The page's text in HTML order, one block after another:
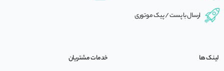
ارسال با پست / پیک موتوری
لینک ها
خدمات مشتریان